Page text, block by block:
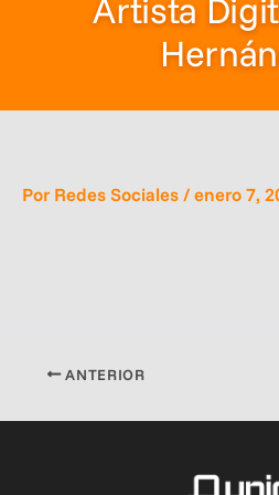
Artista
Por Redes Sociales / enero 7,
ANTERIOR